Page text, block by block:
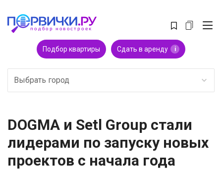
Подбор квартиры Сдать в аренду i
Выбрать город
DOGMA и Setl Group стали
лидерами по запуску новых
проектов с начала года